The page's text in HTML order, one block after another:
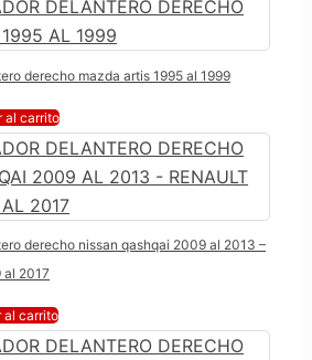
derecho mazda artis 1995 al 1999
al carrito
derecho nissan qashqai 2009 al 2013 –
2017
al carrito